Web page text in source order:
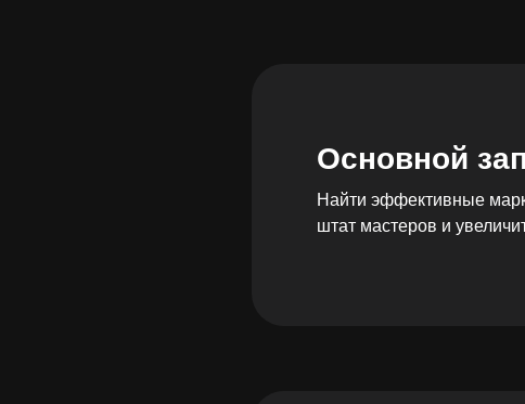
Основной
Найти эффективные
штат мастеров и